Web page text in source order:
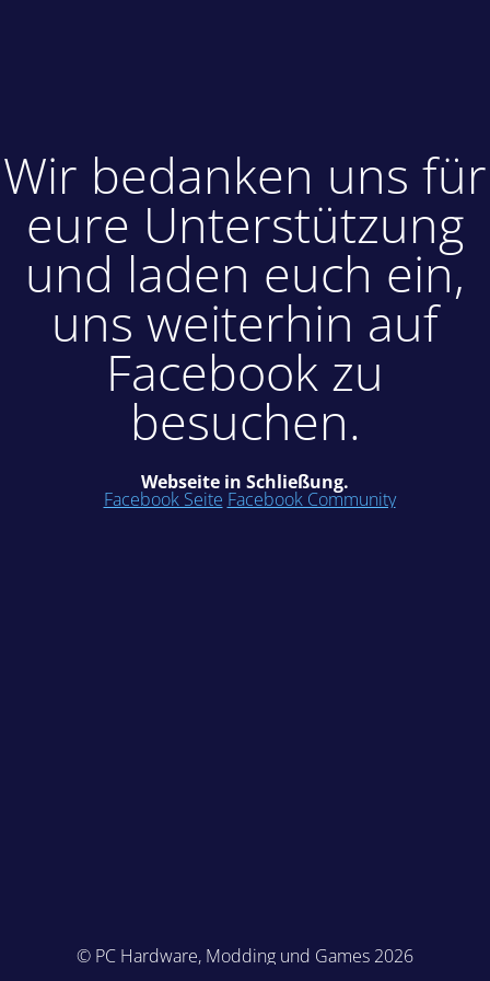
Wir bedanken uns für
eure Unterstützung
und laden euch ein,
uns weiterhin auf
Facebook zu
besuchen.
Webseite in Schließung.
Facebook Seite Facebook Community
© PC Hardware, Modding und Games 2026